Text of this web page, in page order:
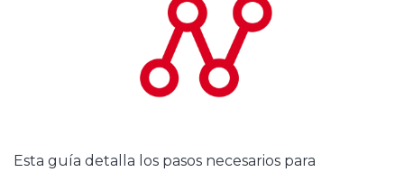
Esta guía detalla los pasos necesarios para